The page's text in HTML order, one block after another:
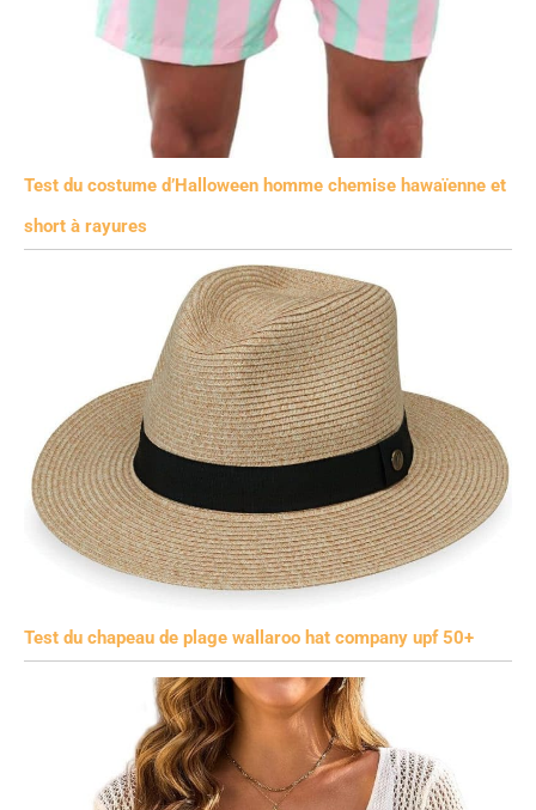
Test du costume d’Halloween homme chemise hawaïenne et
short à rayures
Test du chapeau de plage wallaroo hat company upf 50+